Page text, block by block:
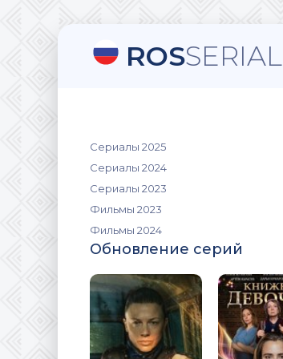
ROSSERIAL
Сериалы 2025
Сериалы 2024
Сериалы 2023
Фильмы 2023
Фильмы 2024
Обновление серий